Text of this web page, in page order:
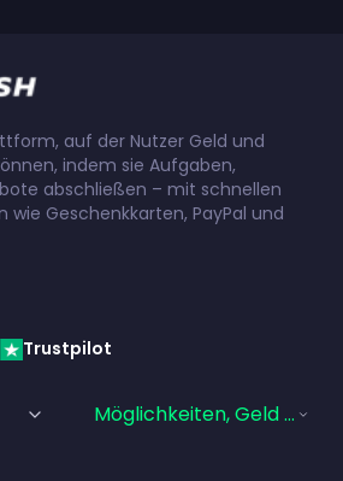
auf der Nutzer Geld und
indem sie Aufgaben,
abschließen – mit schnellen
wie Geschenkkarten, PayPal und
Trustpilot
Möglichkeiten, Geld Zu